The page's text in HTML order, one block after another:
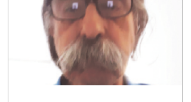
e NFC-e que não contenham o preenchimento
dos campos relativos ao Imposto sobre Bens e
Serviços (IBS) e à Contribuição sobre Bens e
Serviços (CBS). A mudança marca uma das
primeiras etapas de validação obrigatória